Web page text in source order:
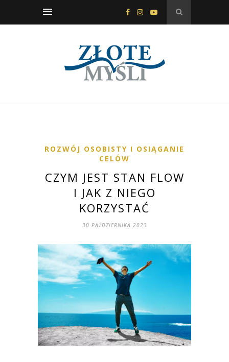
ROZWÓJ OSOBISTY I OSIĄGANIE
CELÓW
CZYM JEST STAN FLOW
I JAK Z NIEGO
KORZYSTAĆ
30 PAŹDZIERNIKA 2023